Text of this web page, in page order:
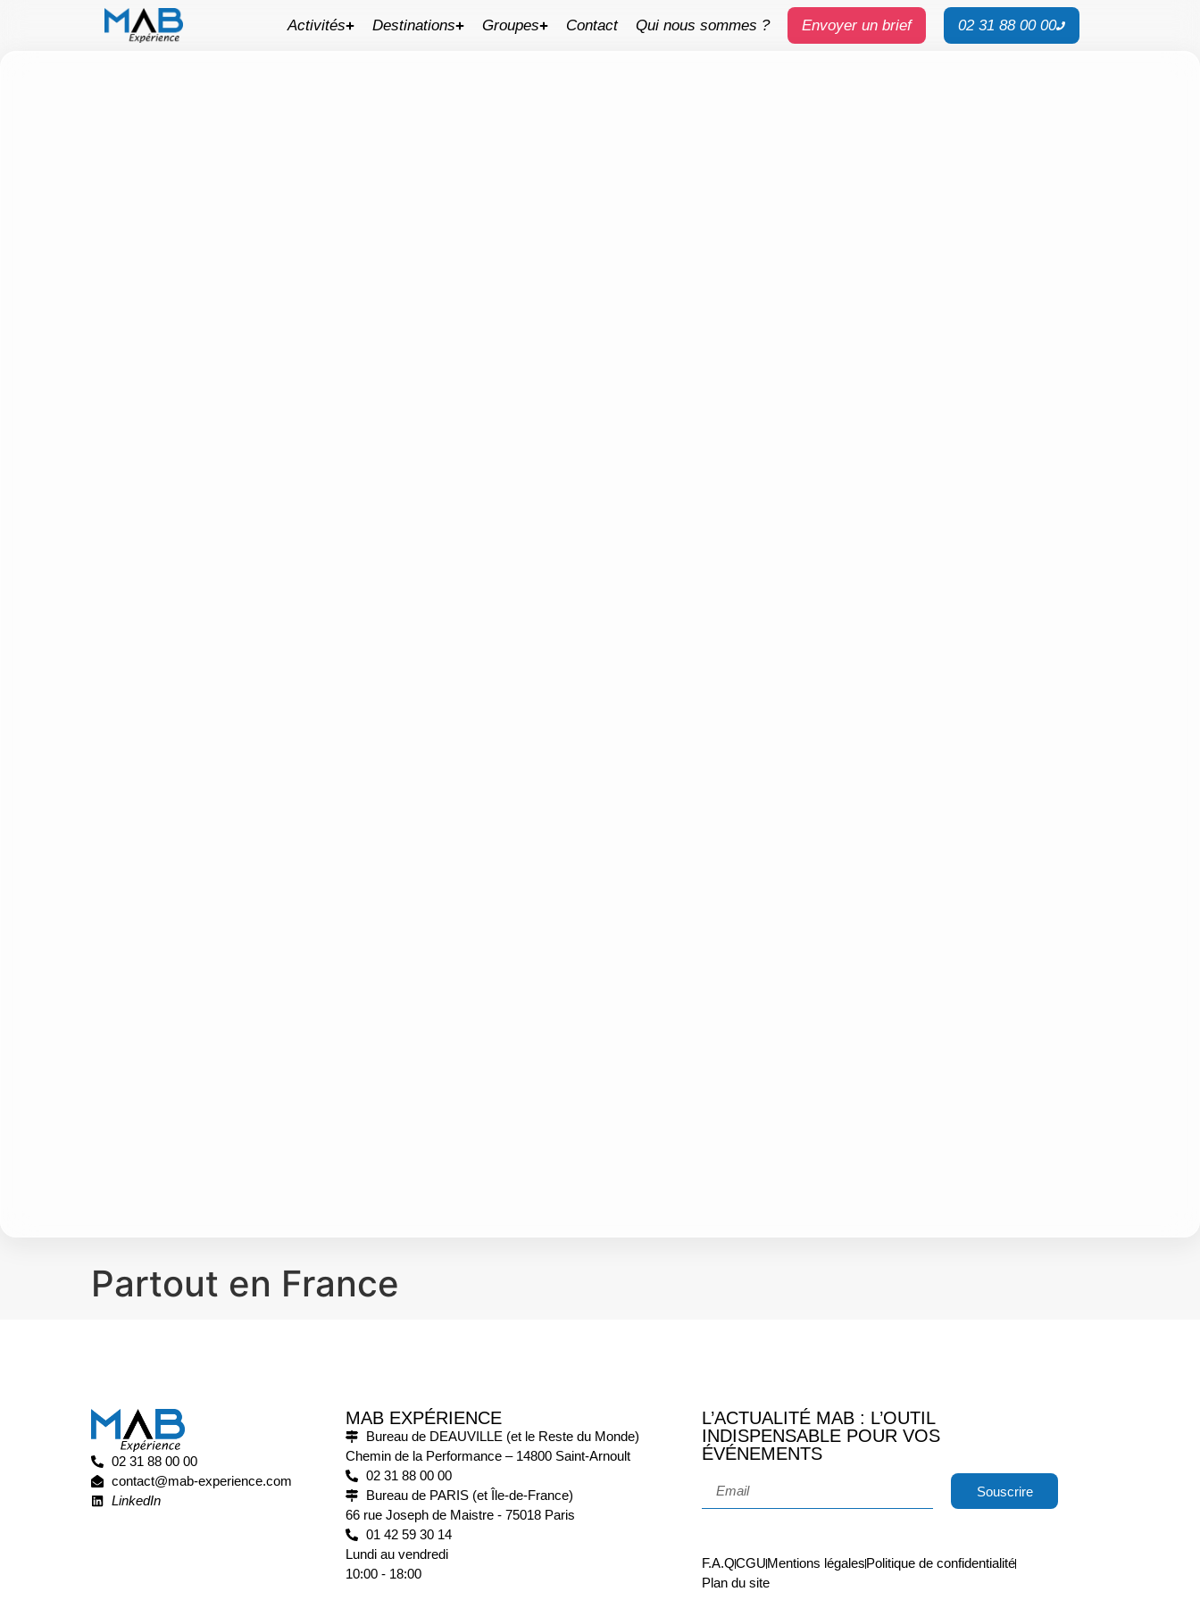
Activités Destinations Groupes Contact Qui nous sommes ? Envoyer un brief 02 31 88 00 00
Partout en France
02 31 88 00 00
contact@mab-experience.com
LinkedIn
MAB EXPÉRIENCE
Bureau de DEAUVILLE (et le Reste du Monde)
Chemin de la Performance – 14800 Saint-Arnoult
02 31 88 00 00
Bureau de PARIS (et Île-de-France)
66 rue Joseph de Maistre - 75018 Paris
01 42 59 30 14
Lundi au vendredi
10:00 - 18:00
L’ACTUALITÉ MAB : L’OUTIL
INDISPENSABLE POUR VOS
ÉVÉNEMENTS
Souscrire
F.A.QCGUMentions légalesPolitique de confidentialité
Plan du site